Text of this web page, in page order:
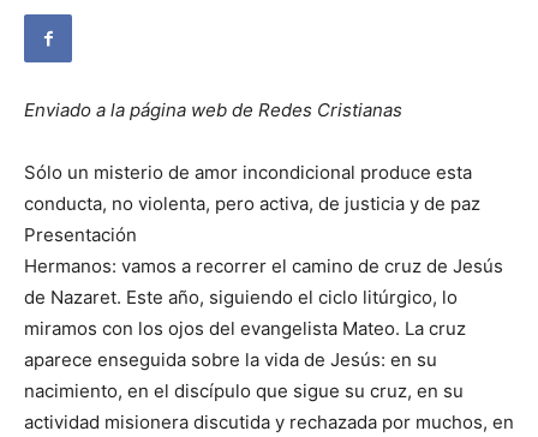
Enviado a la página web de Redes Cristianas
Sólo un misterio de amor incondicional produce esta
conducta, no violenta, pero activa, de justicia y de paz
Presentación
Hermanos: vamos a recorrer el camino de cruz de Jesús
de Nazaret. Este año, siguiendo el ciclo litúrgico, lo
miramos con los ojos del evangelista Mateo. La cruz
aparece enseguida sobre la vida de Jesús: en su
nacimiento, en el discípulo que sigue su cruz, en su
actividad misionera discutida y rechazada por muchos, en